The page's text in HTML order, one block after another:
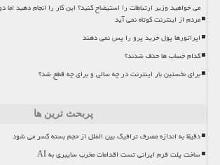
می خواهید وزیر ارتباطات را استیضاح کنید؟ این کار را انجام دهید اما
مردم از اینترنت کوتاه نمی آید
اپراتورها پول خرید پرو را پس نمی دهند
کدام حساب ها حذف شدند؟
برای نخستین بار اینترنت در چه سالی و برای چه قطع شد؟
پربحث ترین ها
دقیقا به اندازه مصرف ترافیک بین الملل از حجم بسته کسر می شود
ساخت پلت فرم ایرانی تست اقدامات مخرب سایبری به AI